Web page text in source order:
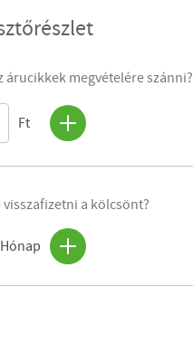
árucikkek megvételére szánni?
Ft
a kölcsönt?
Hónap